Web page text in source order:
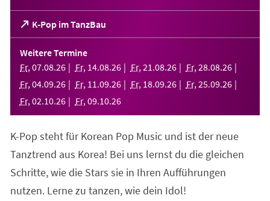
K-Pop im TanzBau
(Öffnet
in
einem
neuen
Tab)
Weitere Termine
Fr, 07.08.26 Fr, 14.08.26 Fr, 21 .08.26 Fr, 28.08.26
Fr, 04.09.26 Fr, 11 .09.26 Fr, 18.09.26 Fr, 25.09.26
Fr, 02.10.26 Fr, 09.10.26
K-Pop steht für Korean Pop Music und ist der neue
Tanztrend aus Korea! Bei uns lernst du die gleichen
Schritte, wie die Stars sie in Ihren Aufführungen
nutzen. Lerne zu tanzen, wie dein Idol!